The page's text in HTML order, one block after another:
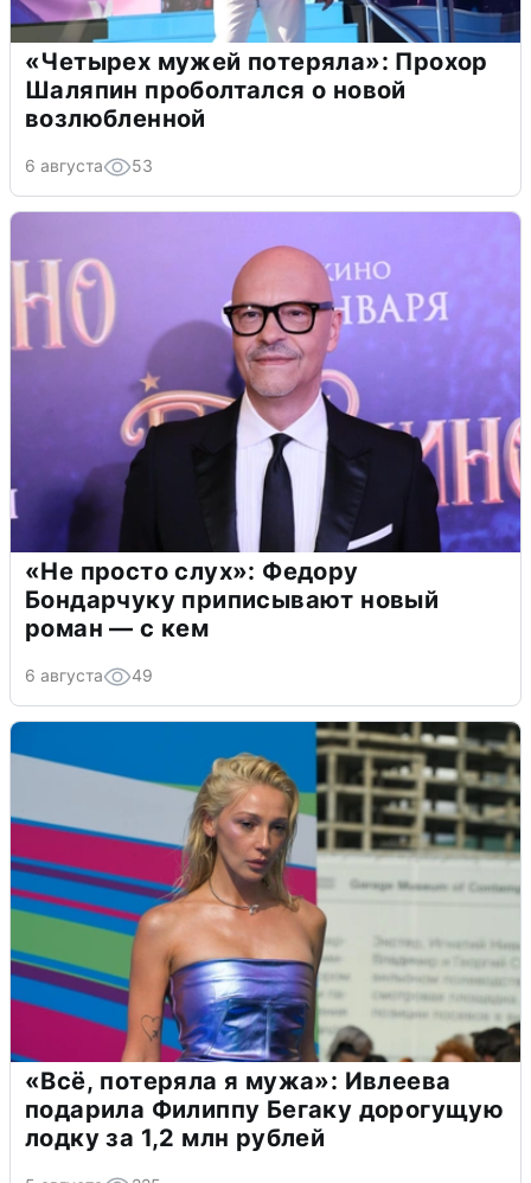
«Четырех мужей потеряла»: Прохор
Шаляпин проболтался о новой
возлюбленной
6 августа 53
«Не просто слух»: Федору
Бондарчуку приписывают новый
роман — с кем
6 августа 49
«Всё, потеряла я мужа»: Ивлеева
подарила Филиппу Бегаку дорогущую
лодку за 1,2 млн рублей